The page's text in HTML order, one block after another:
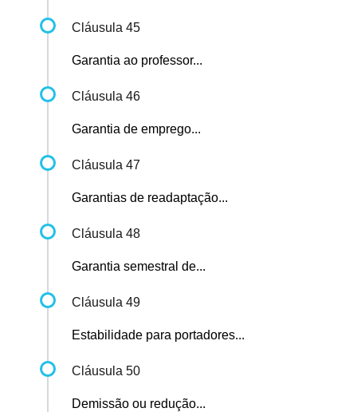
Cláusula 45
Garantia ao professor...
Cláusula 46
Garantia de emprego...
Cláusula 47
Garantias de readaptação...
Cláusula 48
Garantia semestral de...
Cláusula 49
Estabilidade para portadores...
Cláusula 50
Demissão ou redução...